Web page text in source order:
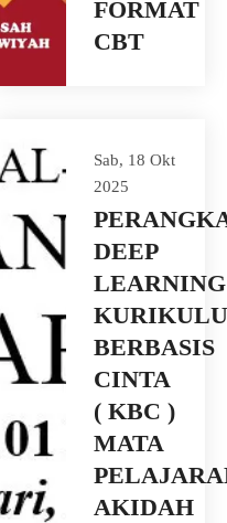
FORMAT
CBT
Sab, 18 Okt
2025
DEEP
LEARNING
BERBASIS
CINTA
( KBC )
MATA
AKIDAH